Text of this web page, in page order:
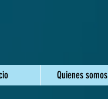
Quienes somos